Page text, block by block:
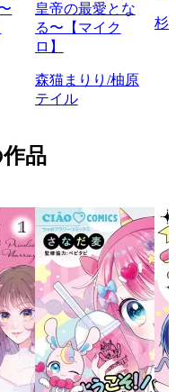
皇帝の最愛とな
る〜【マイク
ロ】
森猫まりり/柚原
テイル
杉
品